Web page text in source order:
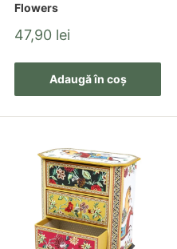
Flowers
Pret
redus
47,90 lei
Adaugă în coș